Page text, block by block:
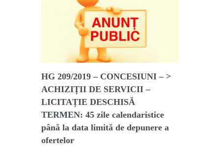
HG 209/2019 – CONCESIUNI – >
ACHIZIȚII DE SERVICII –
LICITAȚIE DESCHISĂ
TERMEN: 45 zile calendaristice
până la data limită de depunere a
ofertelor